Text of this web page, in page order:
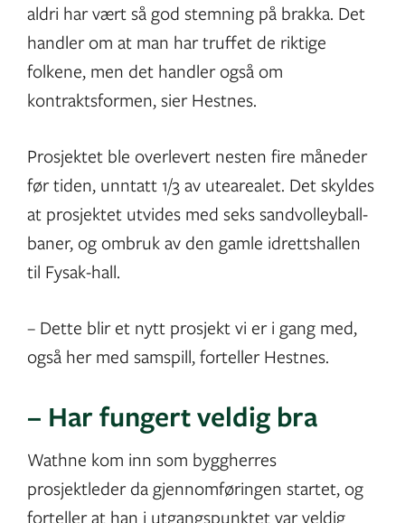
aldri har vært så god stemning på brakka. Det
handler om at man har truffet de riktige
folkene, men det handler også om
kontraktsformen, sier Hestnes.
Prosjektet ble overlevert nesten fire måneder
før tiden, unntatt 1/3 av utearealet. Det skyldes
at prosjektet utvides med seks sandvolleyball-
baner, og ombruk av den gamle idrettshallen
til Fysak-hall.
– Dette blir et nytt prosjekt vi er i gang med,
også her med samspill, forteller Hestnes.
– Har fungert veldig bra
Wathne kom inn som byggherres
prosjektleder da gjennomføringen startet, og
forteller at han i utgangspunktet var veldig